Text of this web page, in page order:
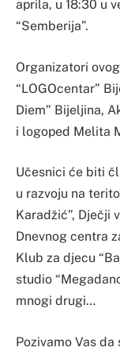
aprila, u 18:30 u
“Semberija”.
Organizatori
“LOGOcentar”
Diem” Bijeljina,
i logoped Melita
Učesnici će biti
u razvoju na
Karadžić”, Dječji
Dnevnog centra
Klub za djecu
studio
mnogi drugi…
Pozivamo Vas